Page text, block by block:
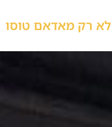
לא רק מאדאם טוסו